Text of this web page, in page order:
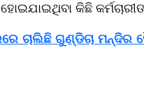
କିଛି
ଚାଲିଛି ଗୁଣ୍ଡିଚା ମନ୍ଦିର